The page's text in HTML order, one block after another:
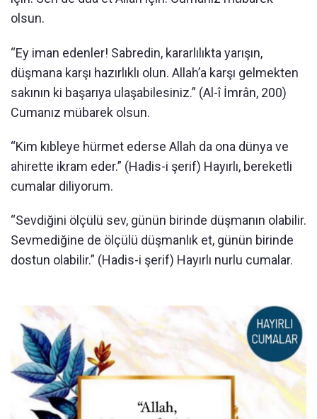
olsun.
“Ey iman edenler! Sabredin, kararlılıkta yarışın,
düşmana karşı hazırlıklı olun. Allah’a karşı gelmekten
sakının ki başarıya ulaşabilesiniz.” (Al-î İmrân, 200)
Cumanız mübarek olsun.
“Kim kıbleye hürmet ederse Allah da ona dünya ve
ahirette ikram eder.” (Hadis-i şerif) Hayırlı, bereketli
cumalar diliyorum.
“Sevdiğini ölçülü sev, günün birinde düşmanın olabilir.
Sevmediğine de ölçülü düşmanlık et, günün birinde
dostun olabilir.” (Hadis-i şerif) Hayırlı nurlu cumalar.